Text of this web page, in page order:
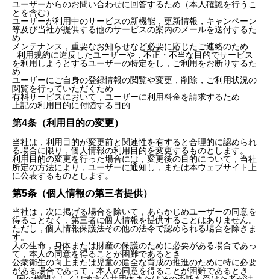
ユーザーからのお問い合わせに回答するため（本人確認を行うこ
とを含む）
ユーザーが利用中のサービスの新機能，更新情報，キャンペーン
等及び当社が提供する他のサービスの案内のメールを送付するた
め
メンテナンス，重要なお知らせなど必要に応じたご連絡のため
利用規約に違反したユーザーや，不正・不当な目的でサービス
を利用しようとするユーザーの特定をし，ご利用をお断りするた
め
ユーザーにご自身の登録情報の閲覧や変更，削除，ご利用状況の
閲覧を行っていただくため
有料サービスにおいて，ユーザーに利用料金を請求するため
上記の利用目的に付随する目的
第4条（利用目的の変更）
当社は，利用目的が変更前と関連性を有すると合理的に認められ
る場合に限り，個人情報の利用目的を変更するものとします。
利用目的の変更を行った場合には，変更後の目的について，当社
所定の方法により，ユーザーに通知し，または本ウェブサイト上
に公表するものとします。
第5条（個人情報の第三者提供）
当社は，次に掲げる場合を除いて，あらかじめユーザーの同意を
得ることなく，第三者に個人情報を提供することはありません。
ただし，個人情報保護法その他の法令で認められる場合を除きま
す。
人の生命，身体または財産の保護のために必要がある場合であっ
て，本人の同意を得ることが困難であるとき
公衆衛生の向上または児童の健全な育成の推進のために特に必要
がある場合であって，本人の同意を得ることが困難であるとき